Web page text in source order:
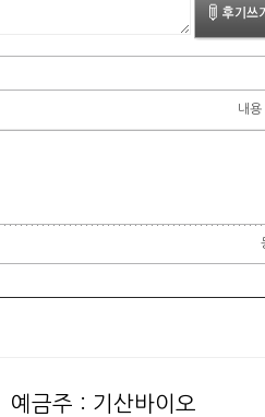
내용
예금주 : 기산바이오